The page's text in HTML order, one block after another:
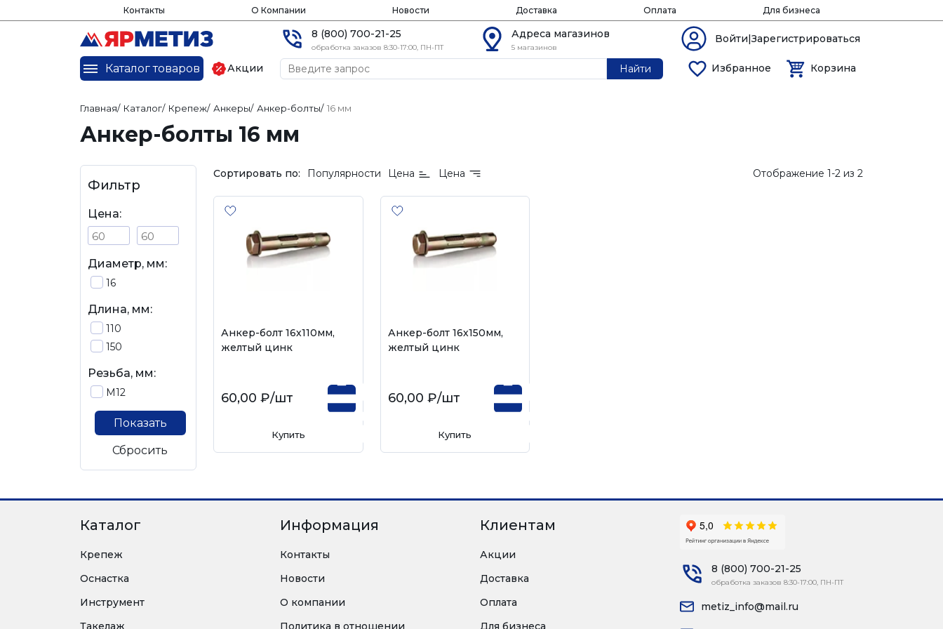
Контакты О Компании Новости Доставка Оплата Для бизнеса
8 (800) 700-21-25
обработка заказов 8:30-17:00, ПН-ПТ
Адреса магазинов
5 магазинов
Войти|Зарегистрироваться
Каталог товаров Акции Найти Избранное Корзина
Главная/ Каталог/ Крепеж/ Анкеры/ Анкер-болты/ 16 мм
Анкер-болты 16 мм
Фильтр
Цена:
Диаметр, мм:
16
Длина, мм:
110
150
Резьба, мм:
М12
Показать
Сбросить
Сортировать по: Популярности Цена Цена Отображение 1-2 из 2
Анкер-болт 16х110мм,
желтый цинк
60,00 ₽/шт
Купить
Анкер-болт 16х150мм,
желтый цинк
60,00 ₽/шт
Купить
Каталог
Крепеж
Оснастка
Инструмент
Такелаж
Информация
Контакты
Новости
О компании
Политика в отношении
Клиентам
Акции
Доставка
Оплата
Для бизнеса
8 (800) 700-21-25
обработка заказов 8:30-17:00, ПН-ПТ
metiz_info@mail.ru